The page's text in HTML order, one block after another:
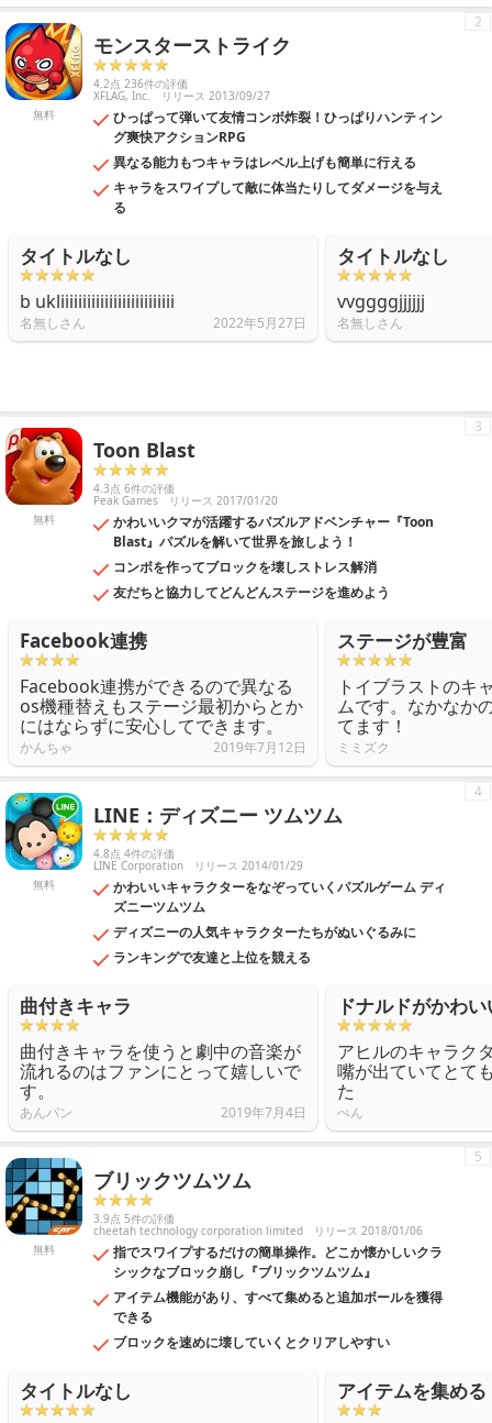
無料
モンスターストライク
4.2点 236件の評価
XFLAG, Inc. リリース 2013/09/27
ひっぱって弾いて友情コンボ炸裂！ひっぱりハンティン
グ爽快アクションRPG
異なる能力もつキャラはレベル上げも簡単に行える
キャラをスワイプして敵に体当たりしてダメージを与え
る
2
タイトルなし
b ukliiiiiiiiiiiiiiiiiiiiiiiiii
名無しさん 2022年5月27日
タイトルなし
vvggggjjjjjj
名無しさん
無料
Toon Blast
4.3点 6件の評価
Peak Games リリース 2017/01/20
かわいいクマが活躍するパズルアドベンチャー『Toon
Blast』パズルを解いて世界を旅しよう！
コンボを作ってブロックを壊しストレス解消
友だちと協力してどんどんステージを進めよう
3
Facebook連携
Facebook連携ができるので異なる
os機種替えもステージ最初からとか
にはならずに安心してできます。
かんちゃ 2019年7月12日
ステージが豊富
トイブラストのキ
ムです。なかなか
てます！
ミミズク
無料
LINE：ディズニー ツムツム
4.8点 4件の評価
LINE Corporation リリース 2014/01/29
かわいいキャラクターをなぞっていくパズルゲーム ディ
ズニーツムツム
ディズニーの人気キャラクターたちがぬいぐるみに
ランキングで友達と上位を競える
4
曲付きキャラ
曲付きキャラを使うと劇中の音楽が
流れるのはファンにとって嬉しいで
す。
あんパン 2019年7月4日
ドナルドがかわ
アヒルのキャラク
嘴が出ていてとて
た
ぺん
無料
ブリックツムツム
3.9点 5件の評価
cheetah technology corporation limited リリース 2018/01/06
指でスワイプするだけの簡単操作。どこか懐かしいクラ
シックなブロック崩し『ブリックツムツム』
アイテム機能があり、すべて集めると追加ボールを獲得
できる
ブロックを速めに壊していくとクリアしやすい
5
タイトルなし アイテムを集める